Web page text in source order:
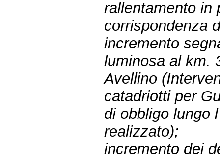
rallentamento in
corrispondenza
incremento
luminosa al km.
Avellino
catadriotti per
di obbligo lungo
realizzato);
incremento dei